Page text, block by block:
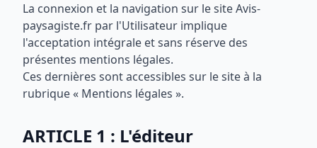
La connexion et la navigation sur le site Avis-
paysagiste.fr par l'Utilisateur implique
l'acceptation intégrale et sans réserve des
présentes mentions légales.
Ces dernières sont accessibles sur le site à la
rubrique « Mentions légales ».
ARTICLE 1 : L'éditeur